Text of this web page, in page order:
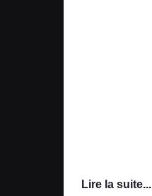
Lire la suite...